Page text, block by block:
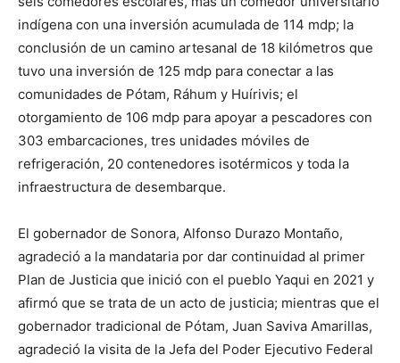
indígena con una inversión acumulada de 114 mdp; la
conclusión de un camino artesanal de 18 kilómetros que
tuvo una inversión de 125 mdp para conectar a las
comunidades de Pótam, Ráhum y Huírivis; el
otorgamiento de 106 mdp para apoyar a pescadores con
303 embarcaciones, tres unidades móviles de
refrigeración, 20 contenedores isotérmicos y toda la
infraestructura de desembarque.
El gobernador de Sonora, Alfonso Durazo Montaño,
agradeció a la mandataria por dar continuidad al primer
Plan de Justicia que inició con el pueblo Yaqui en 2021 y
afirmó que se trata de un acto de justicia; mientras que el
gobernador tradicional de Pótam, Juan Saviva Amarillas,
agradeció la visita de la Jefa del Poder Ejecutivo Federal